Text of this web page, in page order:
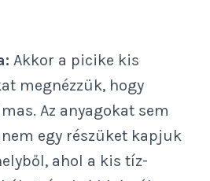
Akkor a picike kis
megnézzük, hogy
Az anyagokat sem
egy részüket kapjuk
ahol a kis tíz-